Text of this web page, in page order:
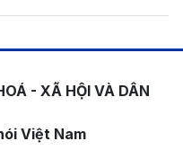
- XÃ HỘI VÀ DÂN
Việt Nam